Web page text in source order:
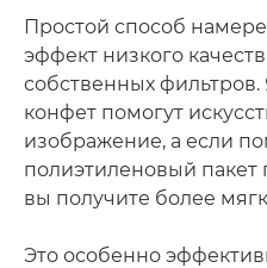
Простой способ
эффект низкого
собственных
конфет помогут
изображение, а если
полиэтиленовый пакет
вы получите более
Это особенно